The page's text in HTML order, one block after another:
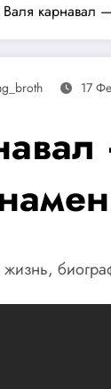
Валя карнавал
17